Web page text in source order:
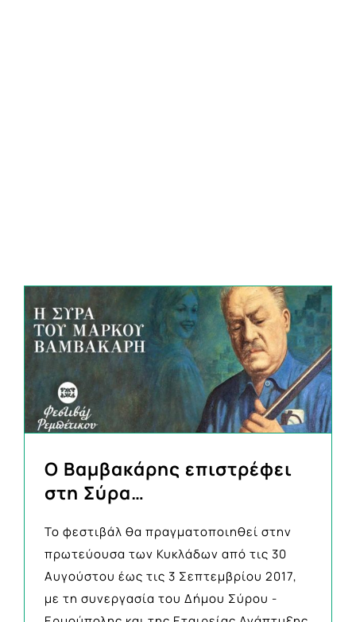
Ο Βαμβακάρης επιστρέφει
στη Σύρα…
Το φεστιβάλ θα πραγματοποιηθεί στην
πρωτεύουσα των Κυκλάδων από τις 30
Αυγούστου έως τις 3 Σεπτεμβρίου 2017,
με τη συνεργασία του Δήμου Σύρου -